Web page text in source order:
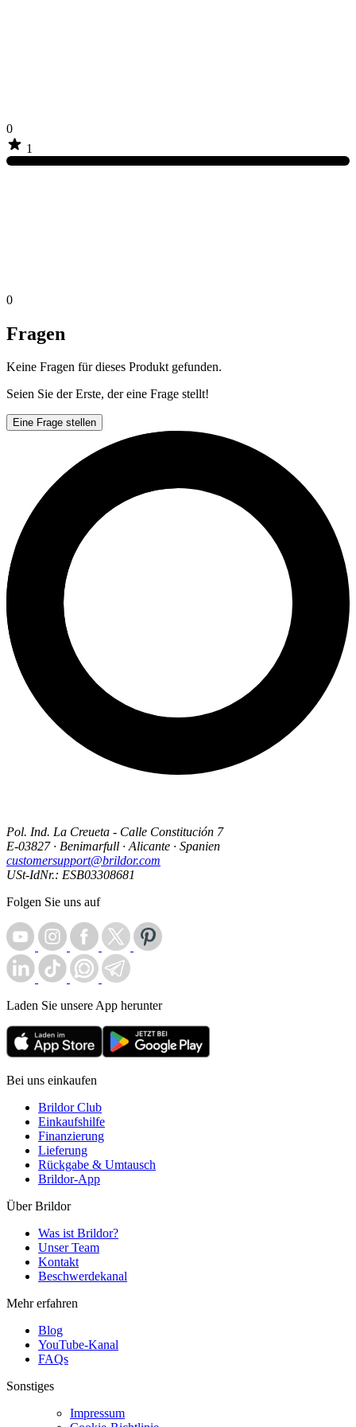
0
1
0
Fragen
Keine Fragen für dieses Produkt gefunden.
Seien Sie der Erste, der eine Frage stellt!
Eine Frage stellen
Pol. Ind. La Creueta - Calle Constitución 7
E-03827 · Benimarfull · Alicante · Spanien
customersupport@brildor.com
USt-IdNr.: ESB03308681
Folgen Sie uns auf
Laden Sie unsere App herunter
Bei uns einkaufen
Brildor Club
Einkaufshilfe
Finanzierung
Lieferung
Rückgabe & Umtausch
Brildor-App
Über Brildor
Was ist Brildor?
Unser Team
Kontakt
Beschwerdekanal
Mehr erfahren
Blog
YouTube-Kanal
FAQs
Sonstiges
Impressum